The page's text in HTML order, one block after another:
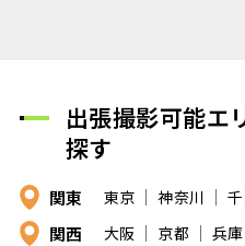
出張撮影可能エ
探す
関東 東京 神奈川
関西 大阪 京都 兵庫